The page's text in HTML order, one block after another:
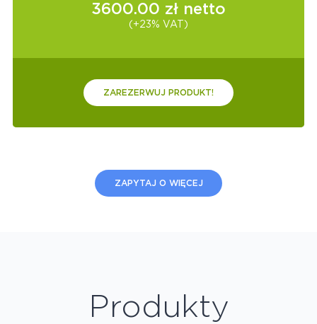
3600.00 zł netto
(+23% VAT)
ZAREZERWUJ PRODUKT!
ZAPYTAJ O WIĘCEJ
Produkty